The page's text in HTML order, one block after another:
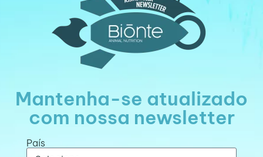
Mantenha-se atualizado
com nossa newsletter
País